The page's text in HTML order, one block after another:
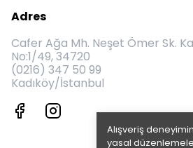
Alışveriş
yasal
Adres
Cafer Ağa Mh. Neşet Ömer Sk.
No:1/49, 34720
(0216) 347 50 99
Kadıköy/İstanbul